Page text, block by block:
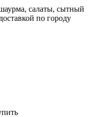
салаты, сытный
по городу